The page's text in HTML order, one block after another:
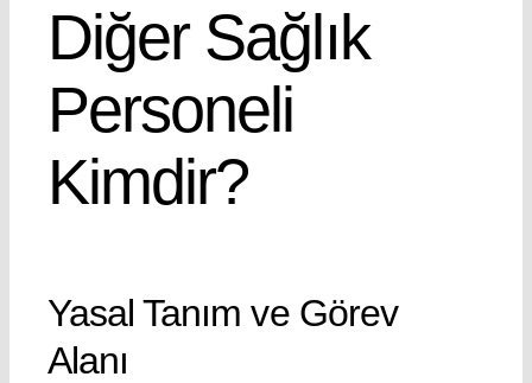
Diğer Sağlık
Personeli
Kimdir?
Yasal Tanım ve Görev
Alanı